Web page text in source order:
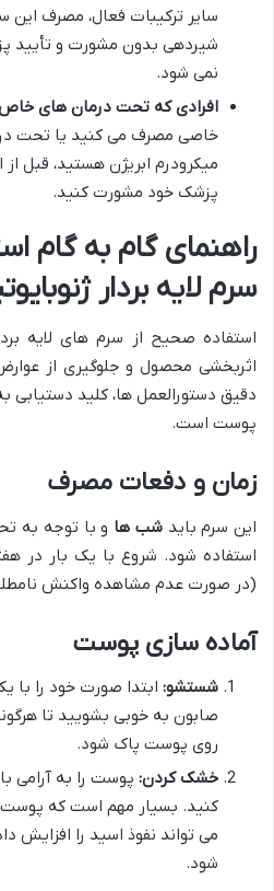
سایر ترکیبات فعال، مصرف این
شیردهی بدون مشورت و تأیید
نمی شود.
افرادی که تحت درمان های
خاصی مصرف می کنید یا تحت
میکرودرم ابریژن هستید، قبل از
پزشک خود مشورت کنید.
راهنمای گام به گام
سرم لایه بردار
استفاده صحیح از سرم های لایه
اثربخشی محصول و جلوگیری از
دقیق دستورالعمل ها، کلید
پوست است.
زمان و دفعات مصرف
این سرم بایدشب ها و با توجه به
استفاده شود. شروع با یک بار در
(در صورت عدم مشاهده واکنش
آماده سازی پوست
شستشو: ابتدا صورت خود را با
صابون به خوبی بشویید تا
روی پوست پاک شود.
خشک کردن: پوست را به آرامی
کنید. بسیار مهم است که پوست
می تواند نفوذ اسید را افزایش
شود.